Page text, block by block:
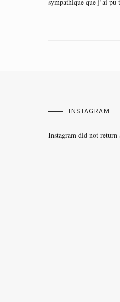
INSTAGRAM
Instagram did not return